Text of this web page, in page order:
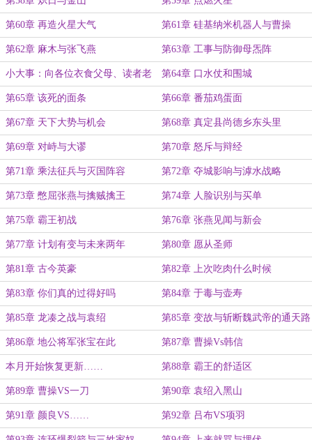
第60章 再造火星大气 第61章 硅基纳米机器人与曹操
第62章 麻木与张飞燕 第63章 工事与防御母炁阵
小大事：向各位衣食父母、读者老
板们，致以诚挚的歉意……
第64章 口水仗和围城
第65章 该死的面条 第66章 番茄鸡蛋面
第67章 天下大势与机会 第68章 真定县尚德乡东头里
第69章 对峙与大谬 第70章 怒斥与辩经
第71章 乘法征兵与灭国阵容 第72章 夺城影响与滹水战略
第73章 憋屈张燕与擒贼擒王 第74章 人脸识别与买单
第75章 霸王初战 第76章 张燕见闻与新会
第77章 计划有变与未来两年 第80章 愿从圣师
第81章 古今英豪 第82章 上次吃肉什么时候
第83章 你们真的过得好吗 第84章 于毒与壶寿
第85章 龙凑之战与袁绍 第85章 变故与斩断魏武帝的通天路
第86章 地公将军张宝在此 第87章 曹操Vs韩信
本月开始恢复更新…… 第88章 霸王的舒适区
第89章 曹操VS一刀 第90章 袁绍入黑山
第91章 颜良VS…… 第92章 吕布VS项羽